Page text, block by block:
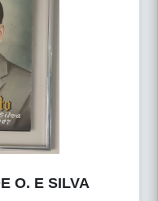
O. E SILVA